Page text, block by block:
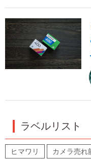
ラベルリスト
ヒマワリ カメラ売れ